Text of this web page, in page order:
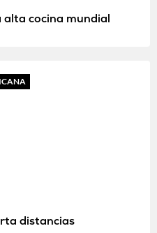
alta cocina mundial
distancias